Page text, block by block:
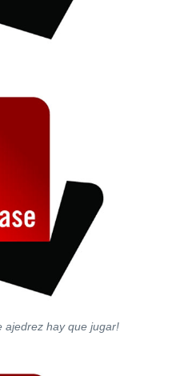
ajedrez hay que jugar!